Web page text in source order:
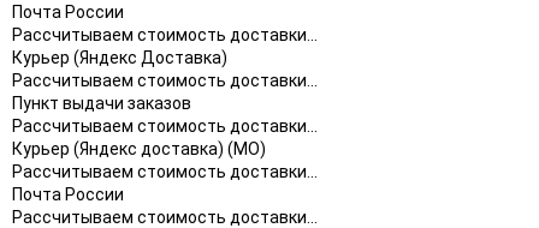
Почта России
Рассчитываем стоимость доставки...
Курьер (Яндекс Доставка)
Рассчитываем стоимость доставки...
Пункт выдачи заказов
Рассчитываем стоимость доставки...
Курьер (Яндекс доставка) (МО)
Рассчитываем стоимость доставки...
Почта России
Рассчитываем стоимость доставки...